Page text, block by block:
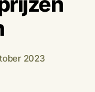
2023